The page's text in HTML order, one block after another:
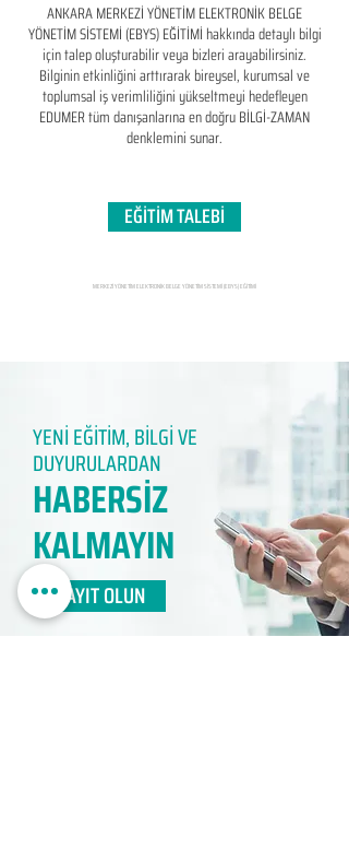
ANKARA MERKEZİ YÖNETİM ELEKTRONİK BELGE
YÖNETİM SİSTEMİ (EBYS) EĞİTİMİ hakkında detaylı bilgi
için talep oluşturabilir veya bizleri arayabilirsiniz.
Bilginin etkinliğini arttırarak bireysel, kurumsal ve
toplumsal iş verimliliğini yükseltmeyi hedefleyen​
EDUMER tüm danışanlarına en doğru BİLGİ-ZAMAN
denklemini sunar.
EĞİTİM TALEBİ
MERKEZİ YÖNETİM ELEKTRONİK BELGE YÖNETİM SİSTEMİ (EBYS) EĞİTİMİ
YENİ EĞİTİM, BİLGİ VE
DUYURULARDAN
HABERSİZ
KALMAYIN​
KAYIT OLUN